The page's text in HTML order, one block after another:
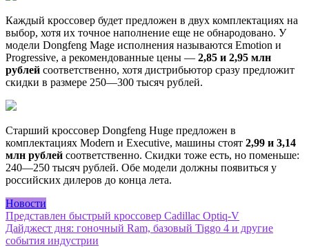
Каждый кроссовер будет предложен в двух комплектациях на
выбор, хотя их точное наполнение еще не обнародовано. У
модели Dongfeng Mage исполнения называются Emotion и
Progressive, а рекомендованные цены — 2,85 и 2,95 млн
рублей соответственно, хотя дистрибьютор сразу предложит
скидки в размере 250—300 тысяч рублей.
Старший кроссовер Dongfeng Huge предложен в
комплектациях Modern и Executive, машины стоят 2,99 и 3,14
млн рублей соответственно. Скидки тоже есть, но поменьше:
240—250 тысяч рублей. Обе модели должны появиться у
российских дилеров до конца лета.
Новости
Навигация
по
Представлен быстрый кроссовер Cadillac Optiq-V
Дайджест дня: гоночный Ram, базовый Tiggo 4 и другие
события индустрии